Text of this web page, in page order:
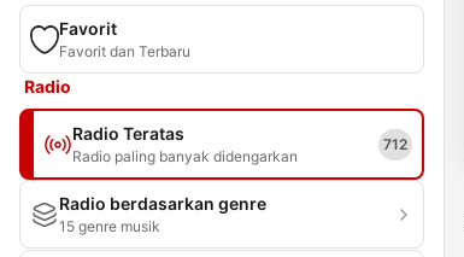
Favorit
Favorit dan Terbaru
Radio
Radio Teratas
Radio paling banyak didengarkan
712
Radio berdasarkan genre
15 genre musik